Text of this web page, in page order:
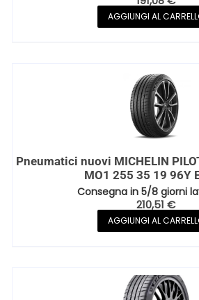
AGGIUNGI AL
Pneumatici nuovi MICHELIN
MO1 255 35 19 96Y
Consegna in 5/8 giorni
210,51 €
AGGIUNGI AL